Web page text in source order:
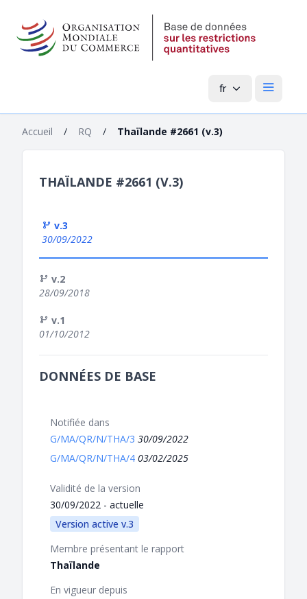
fr Menu
Accueil / RQ / Thaïlande #2661 (v.3)
THAÏLANDE #2661 (V.3)
v.3
30/09/2022
v.2
28/09/2018
v.1
01/10/2012
DONNÉES DE BASE
Notifiée dans
G/MA/QR/N/THA/3 30/09/2022
G/MA/QR/N/THA/4 03/02/2025
Validité de la version
30/09/2022 - actuelle
Version active v.3
Membre présentant le rapport
Thaïlande
En vigueur depuis